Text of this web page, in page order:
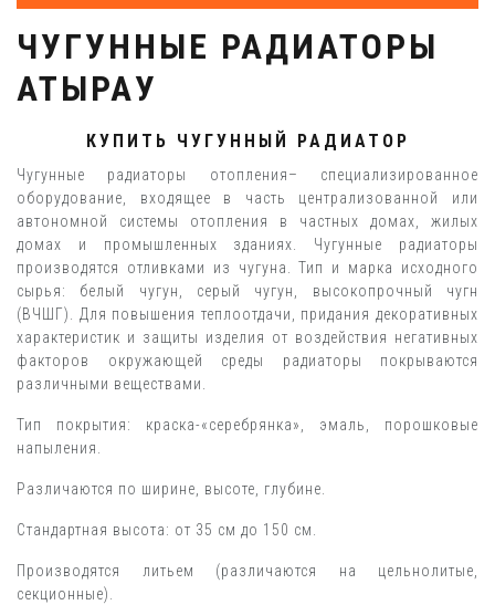
ЧУГУННЫЕ РАДИАТОРЫ
АТЫРАУ
КУПИТЬ ЧУГУННЫЙ РАДИАТОР
Чугунные радиаторы отопления– специализированное
оборудование, входящее в часть централизованной или
автономной системы отопления в частных домах, жилых
домах и промышленных зданиях. Чугунные радиаторы
производятся отливками из чугуна. Тип и марка исходного
сырья: белый чугун, серый чугун, высокопрочный чугн
(ВЧШГ). Для повышения теплоотдачи, придания декоративных
характеристик и защиты изделия от воздействия негативных
факторов окружающей среды радиаторы покрываются
различными веществами.
Тип покрытия: краска-«серебрянка», эмаль, порошковые
напыления.
Различаются по ширине, высоте, глубине.
Стандартная высота: от 35 см до 150 см.
Производятся литьем (различаются на цельнолитые,
секционные).